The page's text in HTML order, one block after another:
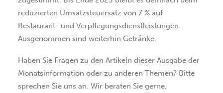
reduzierten Umsatzsteuersatz von 7 % auf
Restaurant- und Verpflegungsdienstleistungen.
Ausgenommen sind weiterhin Getränke.
Haben Sie Fragen zu den Artikeln dieser Ausgabe der
Monatsinformation oder zu anderen Themen? Bitte
sprechen Sie uns an. Wir beraten Sie gerne.